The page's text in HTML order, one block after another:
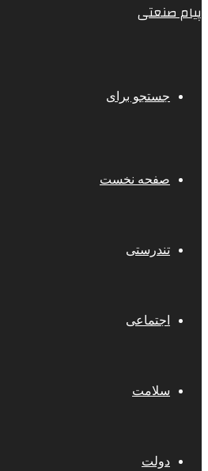
پیام صنعتی
جستجو برای
صفحه نخست
تندرستی
اجتماعی
سلامت
دولت